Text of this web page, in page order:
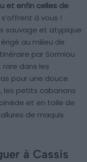
et enfin celles de
à vous !
sauvage et atypique
au milieu de
par Sormiou
dans les
pour une douce
les petits cabanons
et en toile de
de maquis
à Cassis